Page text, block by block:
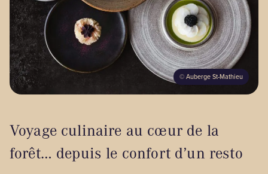
Voyage culinaire au cœur de la
forêt… depuis le confort d’un resto
©Auberge St-Mathieu